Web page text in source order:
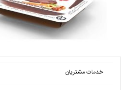
خدمات مشتریان